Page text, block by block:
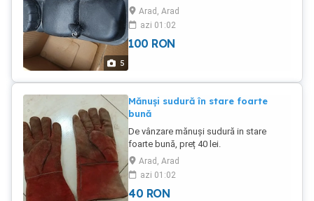
5
Arad, Arad
azi 01:02
100 RON
Mănuși sudură în stare foarte
bună
De vânzare mănuși sudură in stare
foarte bună, preț 40 lei.
Arad, Arad
azi 01:02
40 RON